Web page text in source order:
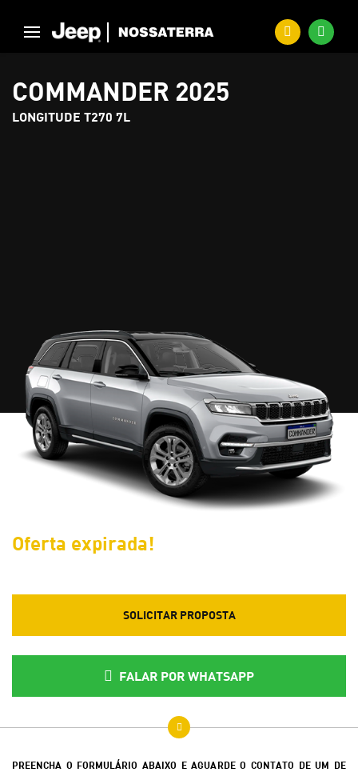
COMMANDER 2025
LONGITUDE T270 7L
Oferta expirada!
SOLICITAR PROPOSTA
FALAR POR WHATSAPP
PREENCHA O FORMULÁRIO ABAIXO E AGUARDE O CONTATO DE UM DE